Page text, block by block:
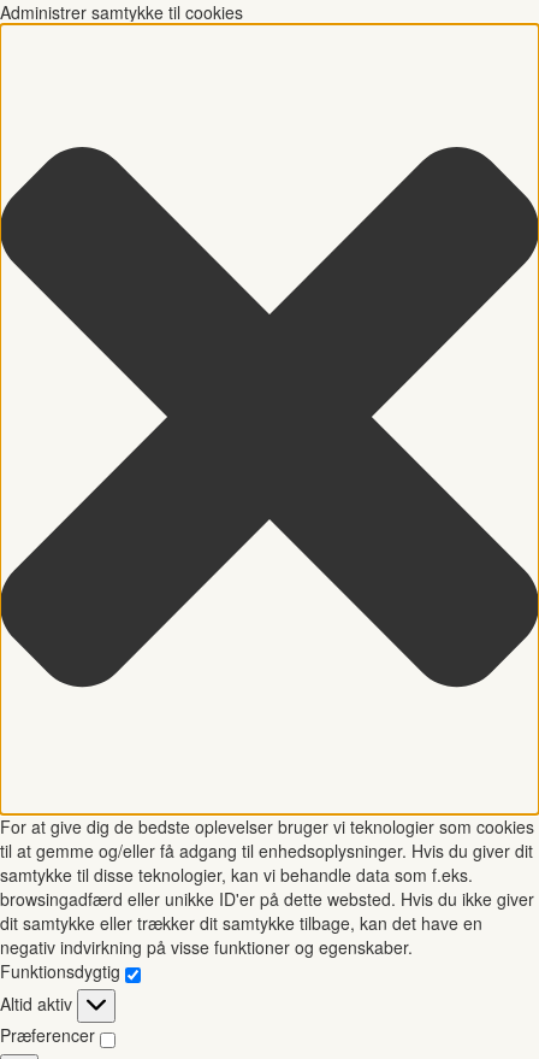
Administrer samtykke til cookies
For at give dig de bedste oplevelser bruger vi teknologier som cookies
til at gemme og/eller få adgang til enhedsoplysninger. Hvis du giver dit
samtykke til disse teknologier, kan vi behandle data som f.eks.
browsingadfærd eller unikke ID'er på dette websted. Hvis du ikke giver
dit samtykke eller trækker dit samtykke tilbage, kan det have en
negativ indvirkning på visse funktioner og egenskaber.
Funktionsdygtig
Funktionsdygtig
Altid aktiv
Præferencer